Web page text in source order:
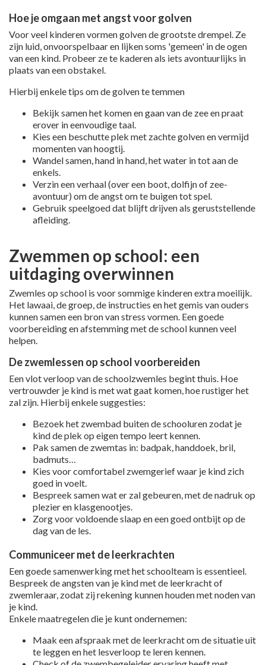
Hoe je omgaan met angst voor golven
Voor veel kinderen vormen golven de grootste drempel. Ze
zijn luid, onvoorspelbaar en lijken soms 'gemeen' in de ogen
van een kind. Probeer ze te kaderen als iets avontuurlijks in
plaats van een obstakel.
Hierbij enkele tips om de golven te temmen
Bekijk samen het komen en gaan van de zee en praat
erover in eenvoudige taal.
Kies een beschutte plek met zachte golven en vermijd
momenten van hoogtij.
Wandel samen, hand in hand, het water in tot aan de
enkels.
Verzin een verhaal (over een boot, dolfijn of zee-
avontuur) om de angst om te buigen tot spel.
Gebruik speelgoed dat blijft drijven als geruststellende
afleiding.
Zwemmen op school: een
uitdaging overwinnen
Zwemles op school is voor sommige kinderen extra moeilijk.
Het lawaai, de groep, de instructies en het gemis van ouders
kunnen samen een bron van stress vormen. Een goede
voorbereiding en afstemming met de school kunnen veel
helpen.
De zwemlessen op school voorbereiden
Een vlot verloop van de schoolzwemles begint thuis. Hoe
vertrouwder je kind is met wat gaat komen, hoe rustiger het
zal zijn. Hierbij enkele suggesties:
Bezoek het zwembad buiten de schooluren zodat je
kind de plek op eigen tempo leert kennen.
Pak samen de zwemtas in: badpak, handdoek, bril,
badmuts…
Kies voor comfortabel zwemgerief waar je kind zich
goed in voelt.
Bespreek samen wat er zal gebeuren, met de nadruk op
plezier en klasgenootjes.
Zorg voor voldoende slaap en een goed ontbijt op de
dag van de les.
Communiceer met de leerkrachten
Een goede samenwerking met het schoolteam is essentieel.
Bespreek de angsten van je kind met de leerkracht of
zwemleraar, zodat zij rekening kunnen houden met noden van
je kind.
Enkele maatregelen die je kunt ondernemen:
Maak een afspraak met de leerkracht om de situatie uit
te leggen en het lesverloop te leren kennen.